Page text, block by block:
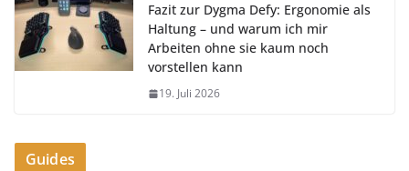
Fazit zur Dygma Defy: Ergonomie als
Haltung – und warum ich mir
Arbeiten ohne sie kaum noch
vorstellen kann
19. Juli 2026
Guides